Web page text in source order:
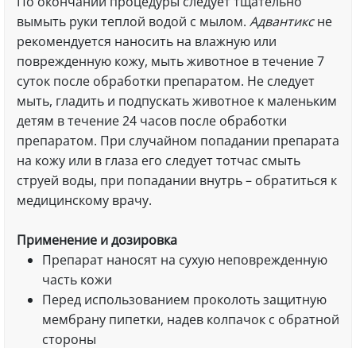
вымыть руки теплой водой с мылом. Адвантиксне
рекомендуется наносить на влажную или
поврежденную кожу, мыть животное в течение 7
суток после обработки препаратом. Не следует
мыть, гладить и подпускать животное к маленьким
детям в течение 24 часов после обработки
препаратом. При случайном попадании препарата
на кожу или в глаза его следует тотчас смыть
струей воды, при попадании внутрь – обратиться к
медицинскому врачу.
Применение и дозировка
Препарат наносят на сухую неповрежденную
часть кожи
Перед использованием проколоть защитную
мембрану пипетки, надев колпачок с обратной
стороны